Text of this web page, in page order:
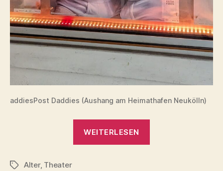
addiesPost Daddies (Aushang am Heimathafen Neukölln)
WEITERLESEN
Schlagwörter
Alter, Theater